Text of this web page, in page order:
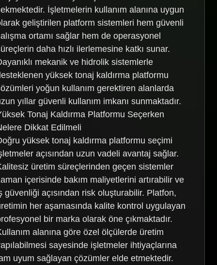
İşletmelerin kullanım alanına uygun
geliştirilen platform sistemleri hem güvenli
ortamı sağlar hem de operasyonel
daha hızlı ilerlemesine katkı sunar.
mekanik ve hidrolik sistemlerle
yüksek tonaj kaldırma platformu
yoğun kullanım gerektiren alanlarda
yıllar güvenli kullanım imkanı sunmaktadır.
Tonaj Kaldırma Platformu Seçerken
Dikkat Edilmeli
yüksek tonaj kaldırma platformu seçimi
açısından uzun vadeli avantaj sağlar.
üretim süreçlerinden geçen sistemler
içerisinde bakım maliyetlerini artırabilir ve
güvenliği açısından risk oluşturabilir. Platfon,
her aşamasında kalite kontrol uygulayan
bir marka olarak öne çıkmaktadır.
alanına göre özel ölçülerde üretim
sayesinde işletmeler ihtiyaçlarına
uyum sağlayan çözümler elde etmektedir.